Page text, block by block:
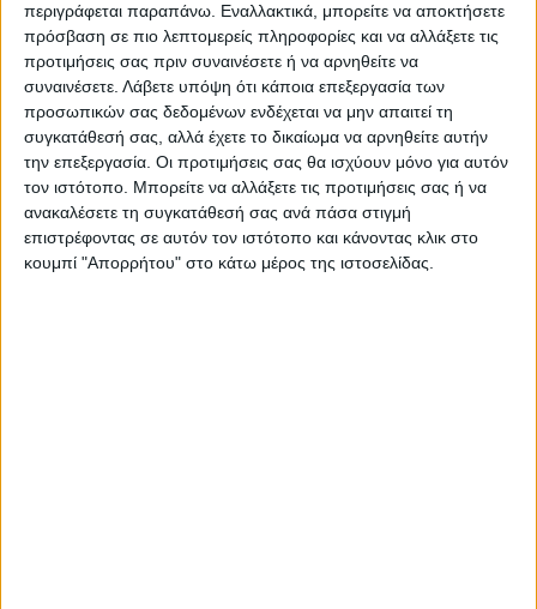
περιγράφεται παραπάνω. Εναλλακτικά, μπορείτε να αποκτήσετε
πρόσβαση σε πιο λεπτομερείς πληροφορίες και να αλλάξετε τις
προτιμήσεις σας πριν συναινέσετε ή να αρνηθείτε να
συναινέσετε. Λάβετε υπόψη ότι κάποια επεξεργασία των
προσωπικών σας δεδομένων ενδέχεται να μην απαιτεί τη
συγκατάθεσή σας, αλλά έχετε το δικαίωμα να αρνηθείτε αυτήν
την επεξεργασία. Οι προτιμήσεις σας θα ισχύουν μόνο για αυτόν
τον ιστότοπο. Μπορείτε να αλλάξετε τις προτιμήσεις σας ή να
ανακαλέσετε τη συγκατάθεσή σας ανά πάσα στιγμή
επιστρέφοντας σε αυτόν τον ιστότοπο και κάνοντας κλικ στο
κουμπί "Απορρήτου" στο κάτω μέρος της ιστοσελίδας.
των επιδοτήσεων η καλλιέργεια αρχίζει να
εγκαταλείπεται σταδιακά από τους αγρότες
στη Θεσσαλία αφού την κρίνουν ασύμφορη
με αυτά τα επίπεδα τιμών και αυτά τα
κόστη παραγωγής (ειδικά το κόστος του
νερού στην Ανατολική Θεσσαλία καθίσταται
απαγορευτικό).
Το πρώτο λοιπόν που θα πρέπει να δει η
πολιτεία είναι πως θα μειώσει αυτό το